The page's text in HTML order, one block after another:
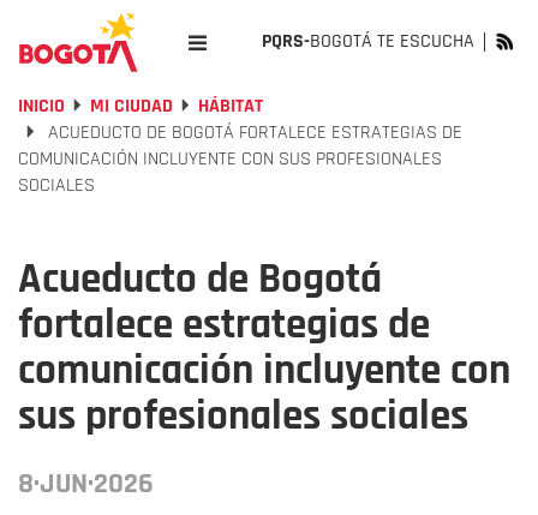
PQRS-BOGOTÁ TE ESCUCHA
INICIO MI CIUDAD
HÁBITAT
ACUEDUCTO DE BOGOTÁ FORTALECE ESTRATEGIAS DE
COMUNICACIÓN INCLUYENTE CON SUS PROFESIONALES
SOCIALES
Acueducto de Bogotá
fortalece estrategias de
comunicación incluyente con
sus profesionales sociales
8·JUN·2026